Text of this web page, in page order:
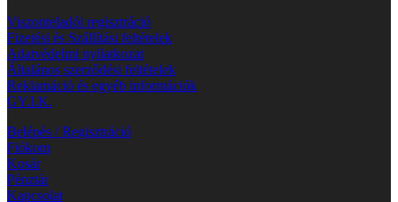
Viszonteladói regisztráció
Fizetési és Szállítási feltételek
Adatvédelmi nyilatkozat
Általános szerződési feltételek
Reklamáció és egyéb információk
GY.I.K.
Belépés / Regisztráció
Fiókom
Kosár
Pénztár
Kapcsolat